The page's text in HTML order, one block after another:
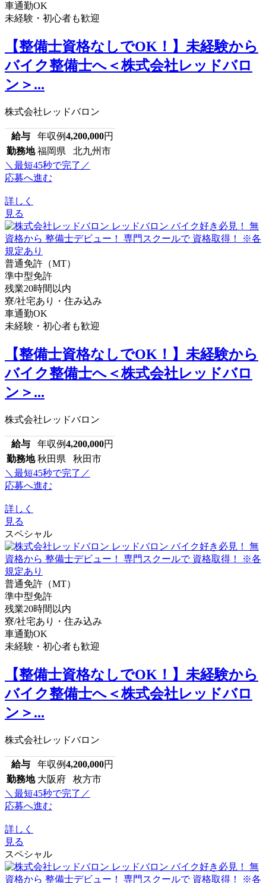
車通勤OK
未経験・初心者も歓迎
【整備士資格なしでOK！】未経験から
バイク整備士へ＜株式会社レッドバロ
ン＞...
株式会社レッドバロン
給与 年収例4,200,000円
勤務地 福岡県 北九州市
＼最短45秒で完了／
応募へ進む
詳しく
見る
普通免許（MT）
準中型免許
残業20時間以内
寮/社宅あり・住み込み
車通勤OK
未経験・初心者も歓迎
【整備士資格なしでOK！】未経験から
バイク整備士へ＜株式会社レッドバロ
ン＞...
株式会社レッドバロン
給与 年収例4,200,000円
勤務地 秋田県 秋田市
＼最短45秒で完了／
応募へ進む
詳しく
見る
スペシャル
普通免許（MT）
準中型免許
残業20時間以内
寮/社宅あり・住み込み
車通勤OK
未経験・初心者も歓迎
【整備士資格なしでOK！】未経験から
バイク整備士へ＜株式会社レッドバロ
ン＞...
株式会社レッドバロン
給与 年収例4,200,000円
勤務地 大阪府 枚方市
＼最短45秒で完了／
応募へ進む
詳しく
見る
スペシャル